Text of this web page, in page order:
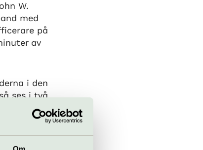
W.
med
på
av
i den
ses i två
magnifika